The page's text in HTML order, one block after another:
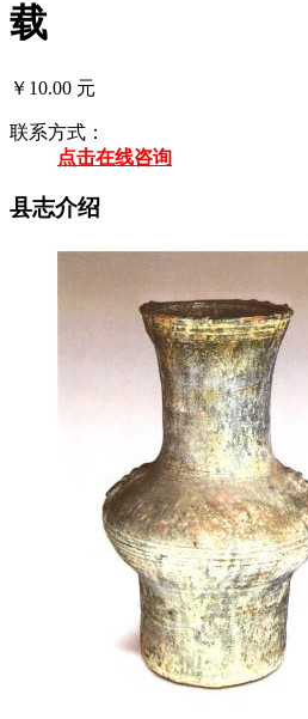
载
￥10.00 元
联系方式：
点击在线咨询
县志介绍